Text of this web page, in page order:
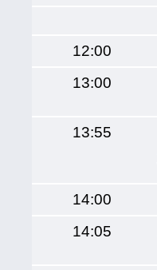
12:00
13:00
13:55
14:00
14:05